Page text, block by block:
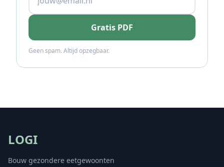
Gratis PDF
Geen spam. Altijd opzegbaar.
LOGI
Bouw gezondere eetgewoonten